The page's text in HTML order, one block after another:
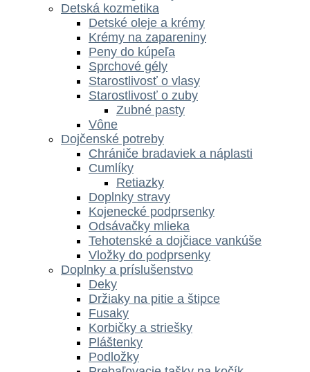
Detská kozmetika
Detské oleje a krémy
Krémy na zapareniny
Peny do kúpeľa
Sprchové gély
Starostlivosť o vlasy
Starostlivosť o zuby
Zubné pasty
Vône
Dojčenské potreby
Chrániče bradaviek a náplasti
Cumlíky
Retiazky
Doplnky stravy
Kojenecké podprsenky
Odsávačky mlieka
Tehotenské a dojčiace vankúše
Vložky do podprsenky
Doplnky a príslušenstvo
Deky
Držiaky na pitie a štipce
Fusaky
Korbičky a striešky
Pláštenky
Podložky